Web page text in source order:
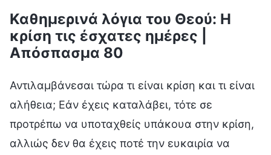
Καθημερινά λόγια του Θεού: Η
κρίση τις έσχατες ημέρες |
Απόσπασμα 80
Αντιλαμβάνεσαι τώρα τι είναι κρίση και τι είναι
αλήθεια; Εάν έχεις καταλάβει, τότε σε
προτρέπω να υποταχθείς υπάκουα στην κρίση,
αλλιώς δεν θα έχεις ποτέ την ευκαιρία να